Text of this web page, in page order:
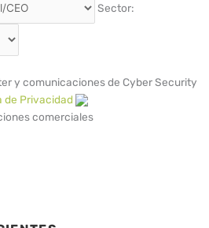
Sector:
y comunicaciones de Cyber Security
de Privacidad
comerciales